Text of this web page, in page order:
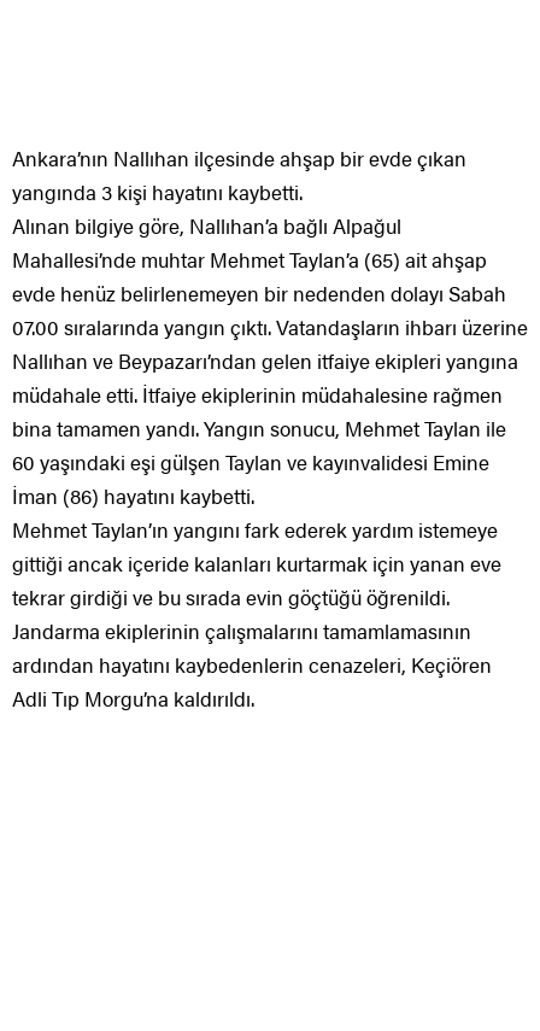
Ankara’nın Nallıhan ilçesinde ahşap bir evde çıkan
yangında 3 kişi hayatını kaybetti.
Alınan bilgiye göre, Nallıhan’a bağlı Alpağul
Mahallesi’nde muhtar Mehmet Taylan’a (65) ait ahşap
evde henüz belirlenemeyen bir nedenden dolayı Sabah
07.00 sıralarında yangın çıktı. Vatandaşların ihbarı üzerine
Nallıhan ve Beypazarı’ndan gelen itfaiye ekipleri yangına
müdahale etti. İtfaiye ekiplerinin müdahalesine rağmen
bina tamamen yandı. Yangın sonucu, Mehmet Taylan ile
60 yaşındaki eşi gülşen Taylan ve kayınvalidesi Emine
İman (86) hayatını kaybetti.
Mehmet Taylan’ın yangını fark ederek yardım istemeye
gittiği ancak içeride kalanları kurtarmak için yanan eve
tekrar girdiği ve bu sırada evin göçtüğü öğrenildi.
Jandarma ekiplerinin çalışmalarını tamamlamasının
ardından hayatını kaybedenlerin cenazeleri, Keçiören
Adli Tıp Morgu’na kaldırıldı.